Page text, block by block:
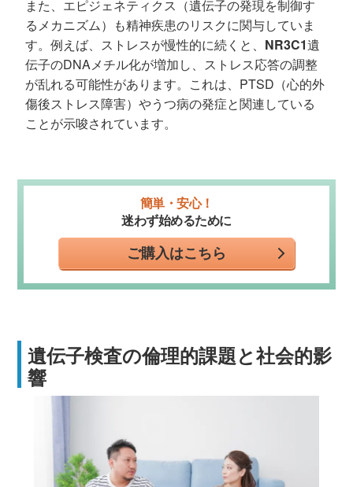
また、エピジェネティクス（遺伝子の発現を制御す
るメカニズム）も精神疾患のリスクに関与していま
す。例えば、ストレスが慢性的に続くと、 NR3C1遺
伝子のDNAメチル化が増加し、ストレス応答の調整
が乱れる可能性があります。これは、PTSD（心的外
傷後ストレス障害）やうつ病の発症と関連している
ことが示唆されています。
簡単・安心！
迷わず始めるために
ご購入はこちら
遺伝子検査の倫理的課題と社会的影
響